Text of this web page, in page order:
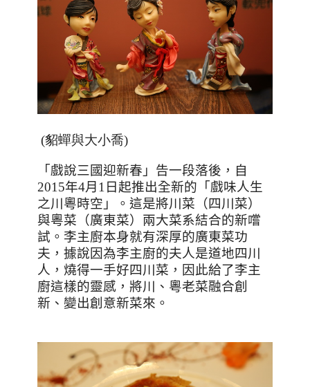
(貂蟬與大小喬)
「戲說三國迎新春」告一段落後，自
2015年4月 1 日起推出全新的「戲味人生
之川粵時空」。這是將川菜（四川菜）
與粵菜（廣東菜）兩大菜系結合的新嚐
試。李主廚本身就有深厚的廣東菜功
夫，據說因為李主廚的夫人是道地四川
人，燒得一手好四川菜，因此給了李主
廚這樣的靈感，將川、粵老菜融合創
新、變出創意新菜來。